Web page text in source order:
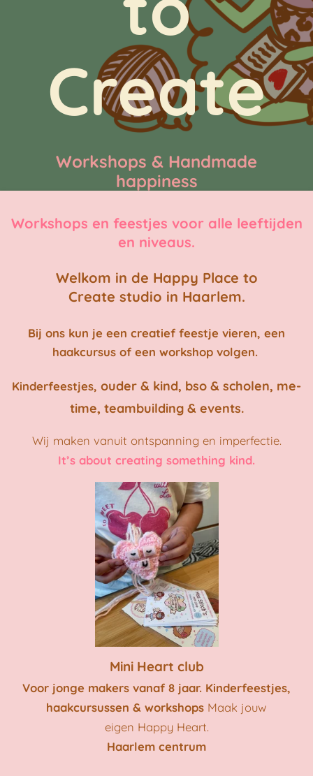
Create
Workshops & Handmade
happiness
Workshops en feestjes voor alle leeftijden
en niveaus.
Welkom in de Happy Place to
Create studio in Haarlem.
Bij ons kun je een creatief feestje vieren, een
haakcursus of een workshop volgen.
Kinderfeestjes, ouder & kind, bso & scholen, me-
time, teambuilding & events.
Wij maken vanuit ontspanning en imperfectie.
It’s about creating something kind.
Mini Heart club
Voor jonge makers vanaf 8 jaar. Kinderfeestjes,
haakcursussen & workshops Maak jouw
eigen Happy Heart.
Haarlem centrum